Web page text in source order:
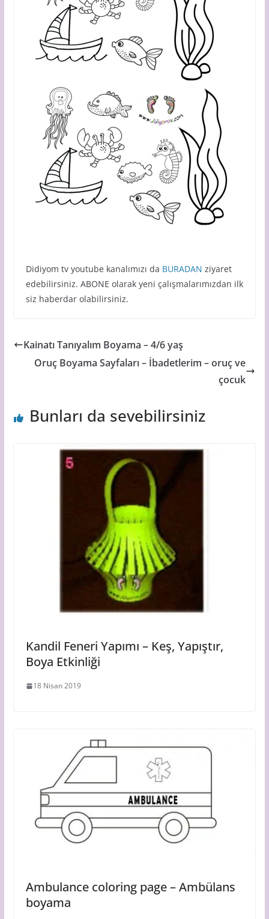
Didiyom tv youtube kanalımızı da BURADAN ziyaret
edebilirsiniz. ABONE olarak yeni çalışmalarımızdan ilk
siz haberdar olabilirsiniz.
Kainatı Tanıyalım Boyama – 4/6 yaş
Oruç Boyama Sayfaları – İbadetlerim – oruç ve
çocuk
Bunları da sevebilirsiniz
Kandil Feneri Yapımı – Keş, Yapıştır,
Boya Etkinliği
18 Nisan 2019
Ambulance coloring page – Ambülans
boyama